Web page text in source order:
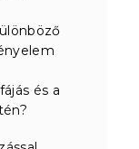
és a